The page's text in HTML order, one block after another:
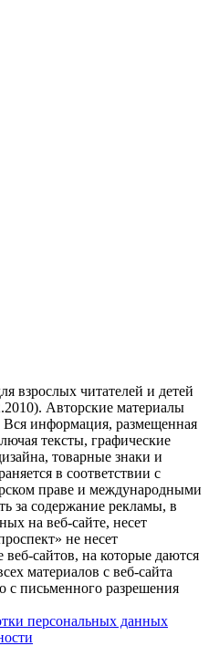
взрослых читателей и детей
Авторские материалы
информация, размещенная
тексты, графические
товарные знаки и
в соответствии с
праве и международными
за содержание рекламы, в
на веб-сайте, несет
не несет
веб-сайтов, на которые даются
материалов с веб-сайта
с письменного разрешения
персональных данных